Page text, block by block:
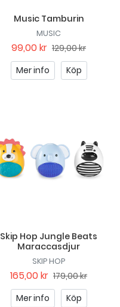
Music Tamburin
MUSIC
99,00 kr 129,00 kr
Mer info
Köp
Skip Hop Jungle Beats
Maraccasdjur
SKIP HOP
165,00 kr 179,00 kr
Mer info
Köp